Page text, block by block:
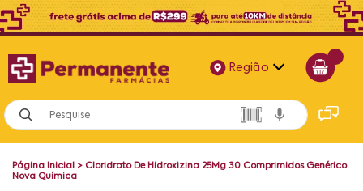
Região
Alagoas
Bahia
Página Inicial > Cloridrato De Hidroxizina 25Mg 30 Comprimidos Genérico
Nova Química